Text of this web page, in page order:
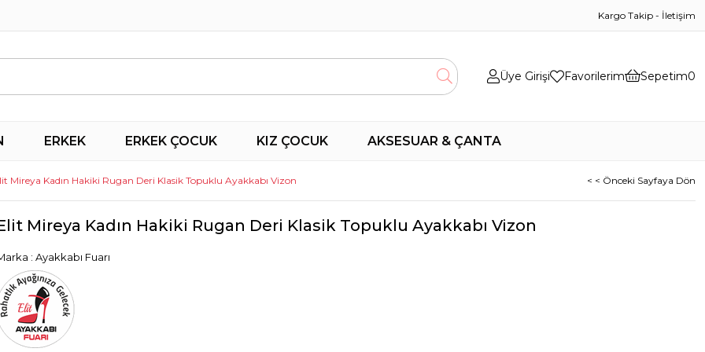
Kargo Takip - İletişim
Üye Girişi Favorilerim Sepetim0
ERKEK ERKEK ÇOCUK KIZ ÇOCUK AKSESUAR & ÇANTA
Mireya Kadın Hakiki Rugan Deri Klasik Topuklu Ayakkabı Vizon < < Önceki Sayfaya Dön
Mireya Kadın Hakiki Rugan Deri Klasik Topuklu Ayakkabı Vizon
: Ayakkabı Fuarı